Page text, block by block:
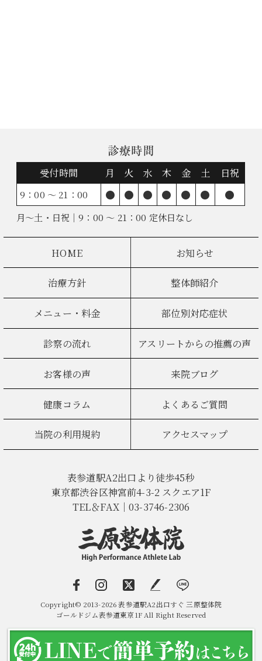
診療時間
受付時間 月 火 水 木 金 土 日祝
9：00 ～ 21：00 ● ● ● ● ● ● ●
月～土・日祝｜9：00 ～ 21：00 定休日なし
HOME お知らせ
治療方針 整体師紹介
メニュー・料金 部位別対応症状
診察の流れ アスリートからの推薦の声
お客様の声 来院ブログ
健康コラム よくあるご質問
当院の利用規約 アクセスマップ
表参道駅A2出口より徒歩45秒
東京都渋谷区神宮前4-3-2 スクエア1F
TEL＆FAX｜03-3746-2306
Copyright© 2013-2026 表参道駅A2出口すぐ 三原整体院
ゴールドジム表参道東京1F All Right Reserved